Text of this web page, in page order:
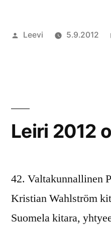
Artikkelin
Leevi 5.9.2012
Leiri 2012
42. Valtakunnallinen
Kristian Wahlström
Suomela kitara,